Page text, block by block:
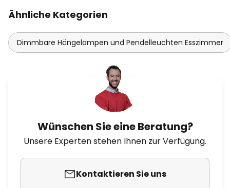
Ähnliche Kategorien
Dimmbare Hängelampen und Pendelleuchten Esszimmer
Wünschen Sie eine Beratung?
Unsere Experten stehen Ihnen zur Verfügung.
Kontaktieren Sie uns